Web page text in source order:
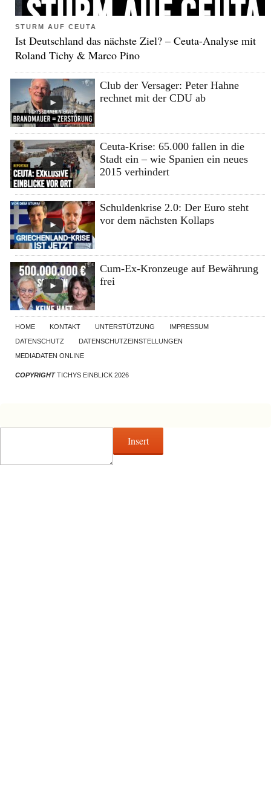
STURM AUF CEUTA
Ist Deutschland das nächste Ziel? – Ceuta-Analyse mit
Roland Tichy & Marco Pino
Club der Versager: Peter Hahne
rechnet mit der CDU ab
Ceuta-Krise: 65.000 fallen in die
Stadt ein – wie Spanien ein neues
2015 verhindert
Schuldenkrise 2.0: Der Euro steht
vor dem nächsten Kollaps
Cum-Ex-Kronzeuge auf Bewährung
frei
HOME KONTAKT UNTERSTÜTZUNG
IMPRESSUM
DATENSCHUTZ
DATENSCHUTZEINSTELLUNGEN
MEDIADATEN ONLINE
COPYRIGHTTICHYS EINBLICK 2026
Insert